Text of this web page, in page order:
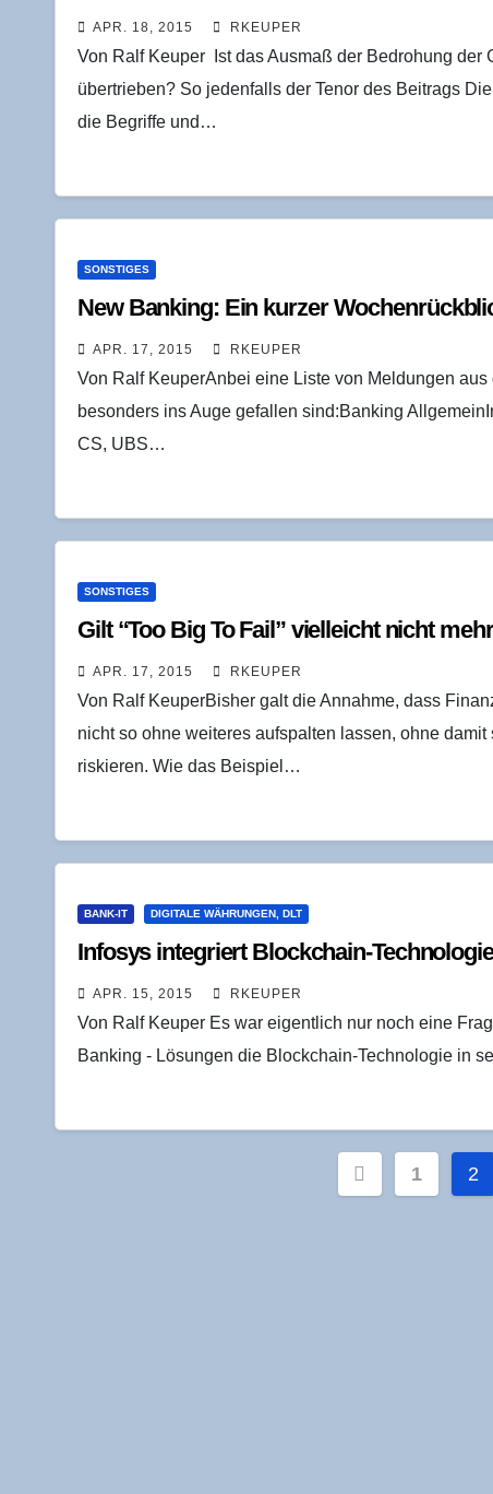
APR. 18, 2015 RKEUPER
Von Ralf Keuper Ist das Ausmaß der Bedrohung der
übertrieben? So jedenfalls der Tenor des Beitrags
die Begriffe und…
SONSTIGES
New Ban­king: Ein kur­zer
APR. 17, 2015 RKEUPER
Von Ralf KeuperAnbei eine Liste von Meldungen
besonders ins Auge gefallen sind:Banking
CS, UBS…
SONSTIGES
Gilt “Too Big To Fail” viel­leicht nicht
APR. 17, 2015 RKEUPER
Von Ralf KeuperBisher galt die Annahme, dass
nicht so ohne weiteres aufspalten lassen, ohne
riskieren. Wie das Beispiel…
BANK-IT DIGITALE WÄHRUNGEN, DLT
Info­sys inte­griert Block­chain-
APR. 15, 2015 RKEUPER
Von Ralf Keuper Es war eigentlich nur noch eine
Banking - Lösungen die Blockchain-Technologie in
der
1 2